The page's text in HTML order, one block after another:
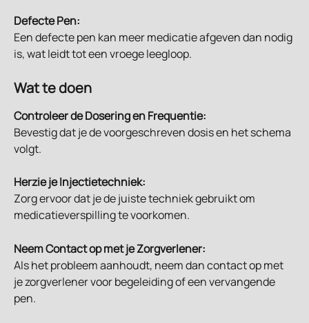
Defecte Pen:
Een defecte pen kan meer medicatie afgeven dan nodig
is, wat leidt tot een vroege leegloop.
Wat te doen
Controleer de Dosering en Frequentie:
Bevestig dat je de voorgeschreven dosis en het schema
volgt.
Herzie je Injectietechniek:
Zorg ervoor dat je de juiste techniek gebruikt om
medicatieverspilling te voorkomen.
Neem Contact op met je Zorgverlener:
Als het probleem aanhoudt, neem dan contact op met
je zorgverlener voor begeleiding of een vervangende
pen.